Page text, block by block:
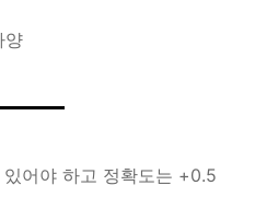
양
어야 하고 정확도는 +0.5